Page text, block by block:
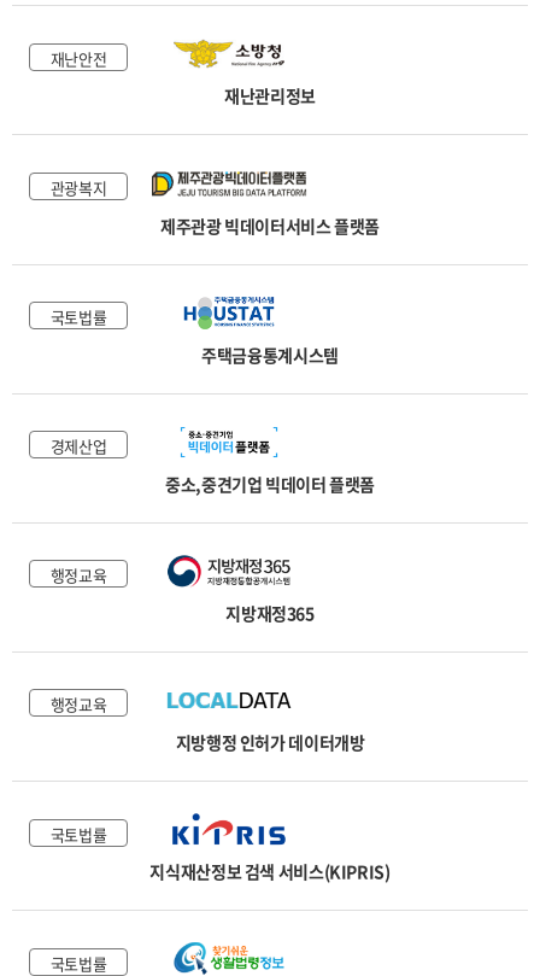
재난안전
재난관리정보
관광복지
제주관광 빅데이터서비스 플랫폼
국토법률
주택금융통계시스템
경제산업
중소,중견기업 빅데이터 플랫폼
행정교육
지방재정365
행정교육
지방행정 인허가 데이터개방
국토법률
지식재산정보 검색 서비스(KIPRIS)
국토법률